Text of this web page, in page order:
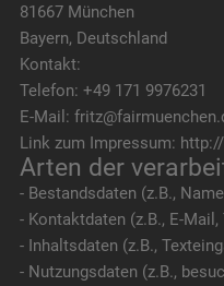
81667 München
Bayern, Deutschland
Kontakt:
Telefon: +49 171 9976231
E-Mail:
Link zum Impressum:
Arten der
- Bestandsdaten (z.B.,
- Kontaktdaten (z.B., E-
- Inhaltsdaten (z.B.,
- Nutzungsdaten (z.B.,